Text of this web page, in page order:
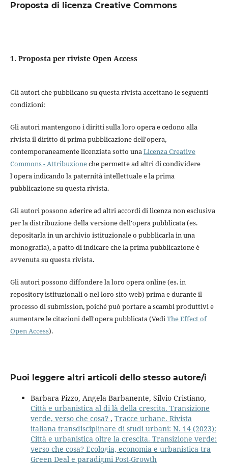
Proposta di licenza Creative Commons
1. Proposta per riviste Open Access
Gli autori che pubblicano su questa rivista accettano le seguenti
condizioni:
Gli autori mantengono i diritti sulla loro opera e cedono alla
rivista il diritto di prima pubblicazione dell'opera,
contemporaneamente licenziata sotto unaLicenza Creative
Commons - Attribuzioneche permette ad altri di condividere
l'opera indicando la paternità intellettuale e la prima
pubblicazione su questa rivista.
Gli autori possono aderire ad altri accordi di licenza non esclusiva
per la distribuzione della versione dell'opera pubblicata (es.
depositarla in un archivio istituzionale o pubblicarla in una
monografia), a patto di indicare che la prima pubblicazione è
avvenuta su questa rivista.
Gli autori possono diffondere la loro opera online (es. in
repository istituzionali o nel loro sito web) prima e durante il
processo di submission, poiché può portare a scambi produttivi e
aumentare le citazioni dell'opera pubblicata (VediThe Effect of
Open Access).
Puoi leggere altri articoli dello stesso autore/i
Barbara Pizzo, Angela Barbanente, Silvio Cristiano,
Città e urbanistica al di là della crescita. Transizione
verde, verso che cosa? , Tracce urbane. Rivista
italiana transdisciplinare di studi urbani: N. 14 (2023):
Città e urbanistica oltre la crescita. Transizione verde:
verso che cosa? Ecologia, economia e urbanistica tra
Green Deal e paradigmi Post-Growth